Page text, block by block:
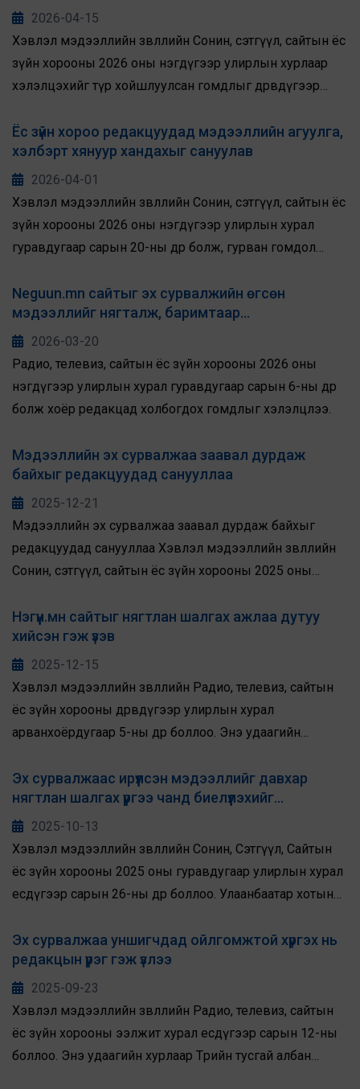
2026-04-15
Хэвлэл мэдээллийн зөвлөлийн Сонин, сэтгүүл, сайтын ёс
зүйн хорооны 2026 оны нэгдүгээр улирлын хурлаар
хэлэлцэхийг түр хойшлуулсан гомдлыг дөрөвдүгээр
Ёс зүйн хороо редакцуудад мэдээллийн агуулга,
хэлбэрт хянуур хандахыг сануулав
2026-04-01
Хэвлэл мэдээллийн зөвлөлийн Сонин, сэтгүүл, сайтын ёс
зүйн хорооны 2026 оны нэгдүгээр улирлын хурал
гуравдугаар сарын 20-ны өдөр болж, гурван гомдол
гомдлыг хэлэлцлээ.
Neguun.mn сайтыг эх сурвалжийн өгсөн
мэдээллийг нягталж, баримтаар
баталгаажуулж ажиллахыг санууллаа
2026-03-20
Радио, телевиз, сайтын ёс зүйн хорооны 2026 оны
нэгдүгээр улирлын хурал гуравдугаар сарын 6-ны өдөр
болж хоёр редакцад холбогдох гомдлыг хэлэлцлээ.
Мэдээллийн эх сурвалжаа заавал дурдаж
байхыг редакцуудад санууллаа
2025-12-21
Мэдээллийн эх сурвалжаа заавал дурдаж байхыг
редакцуудад санууллаа Хэвлэл мэдээллийн зөвлөлийн
Сонин, сэтгүүл, сайтын ёс зүйн хорооны 2025 оны
ны өдөр болов.
Нэгүүн.мн сайтыг нягтлан шалгах ажлаа дутуу
хийсэн гэж үзэв
2025-12-15
Хэвлэл мэдээллийн зөвлөлийн Радио, телевиз, сайтын
ёс зүйн хорооны дөрөвдүгээр улирлын хурал
арванхоёрдугаар 5-ны өдөр боллоо. Энэ удаагийн
оны наймдугаар сарын 22-ны өдөр түгээсэн “Барилгын
талбайд кран унаж хоёр иргэн эрүүл мэндээрээ
ноцтой хохирсон асуудалд “Өсөх Урам” ХХК ямар
хариуцлага хүлээв” гэх гарчигтай сурвалжилгад
хаяглагдсан гомдлыг хэлэлцлээ.
Эх сурвалжаас ирүүлсэн мэдээллийг давхар
нягтлан шалгах үүргээ чанд биелүүлэхийг
редакцуудад санууллаа
2025-10-13
Хэвлэл мэдээллийн зөвлөлийн Сонин, Сэтгүүл, Сайтын
ёс зүйн хорооны 2025 оны гуравдугаар улирлын хурал
есдүгээр сарын 26-ны өдөр боллоо. Улаанбаатар хотын
түргэн үйлчилгээний цэгүүд (ТҮЦ)-ийг буулгах ажлыг
2025 оноос эрчимжүүлсэн. Гэвч ТҮЦ эрхлэгчид болон
тэдгээрийн холбооноос “Төрийн байгууллага зөвшөөрөл
олгоогүйгээс болж ТҮЦ-үүд ‘зөвшөөрөлгүй’ хэмээн
тооцогдож байгаа нь шударга бус” хэмээн
эсэргүүцлээ илэрхийлж талуудын дунд зөрчил маргаан
Эх сурвалжаа уншигчдад ойлгомжтой хүргэх нь
редакцын үүрэг гэж үзлээ
2025-09-23
Хэвлэл мэдээллийн зөвлөлийн Радио, телевиз, сайтын
ёс зүйн хорооны ээлжит хурал есдүгээр сарын 12-ны
боллоо. Энэ удаагийн хурлаар Төрийн тусгай албан